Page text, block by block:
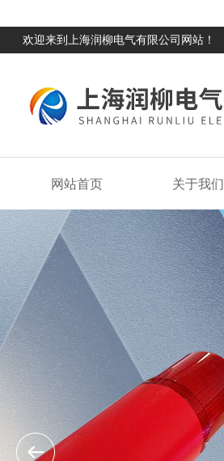
欢迎来到上海润柳电气有限公司网站！
网站首页 关于我们